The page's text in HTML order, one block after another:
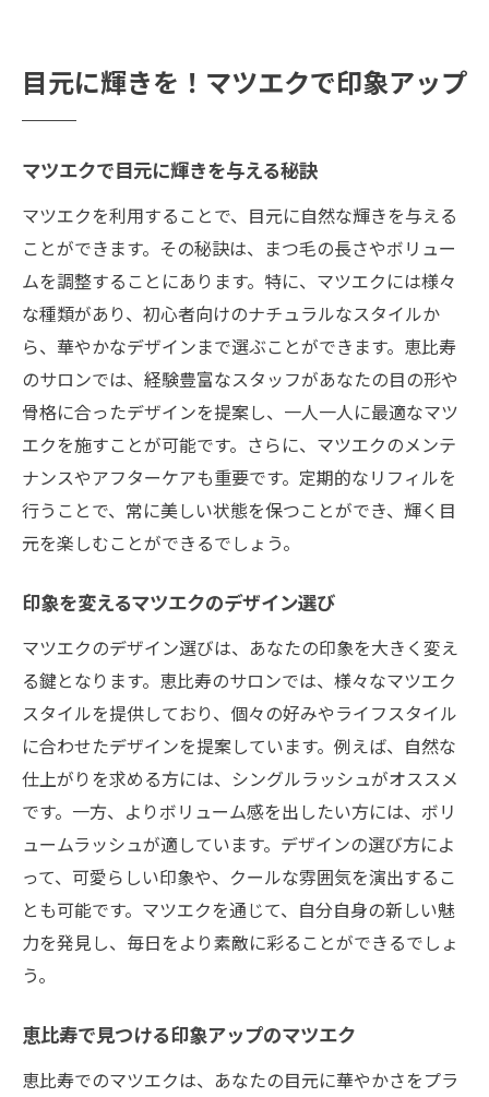
目元に輝きを！マツエクで印象アップ
マツエクで目元に輝きを与える秘訣
マツエクを利用することで、目元に自然な輝きを与える
ことができます。その秘訣は、まつ毛の長さやボリュー
ムを調整することにあります。特に、マツエクには様々
な種類があり、初心者向けのナチュラルなスタイルか
ら、華やかなデザインまで選ぶことができます。恵比寿
のサロンでは、経験豊富なスタッフがあなたの目の形や
骨格に合ったデザインを提案し、一人一人に最適なマツ
エクを施すことが可能です。さらに、マツエクのメンテ
ナンスやアフターケアも重要です。定期的なリフィルを
行うことで、常に美しい状態を保つことができ、輝く目
元を楽しむことができるでしょう。
印象を変えるマツエクのデザイン選び
マツエクのデザイン選びは、あなたの印象を大きく変え
る鍵となります。恵比寿のサロンでは、様々なマツエク
スタイルを提供しており、個々の好みやライフスタイル
に合わせたデザインを提案しています。例えば、自然な
仕上がりを求める方には、シングルラッシュがオススメ
です。一方、よりボリューム感を出したい方には、ボリ
ュームラッシュが適しています。デザインの選び方によ
って、可愛らしい印象や、クールな雰囲気を演出するこ
とも可能です。マツエクを通じて、自分自身の新しい魅
力を発見し、毎日をより素敵に彩ることができるでしょ
う。
恵比寿で見つける印象アップのマツエク
恵比寿でのマツエクは、あなたの目元に華やかさをプラ